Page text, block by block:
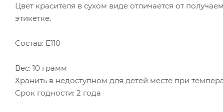
Цвет красителя в сухом виде отличается от
этикетке.
Состав: Е110
Вес: 10 грамм
Хранить в недоступном для детей месте при
Срок годности: 2 года